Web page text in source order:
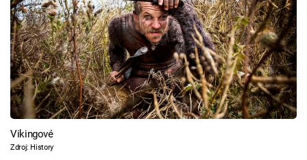
Vikingové
Zdroj: History